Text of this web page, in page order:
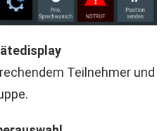
Teilnehmer und